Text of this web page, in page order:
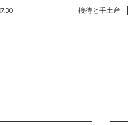
接待と手土産